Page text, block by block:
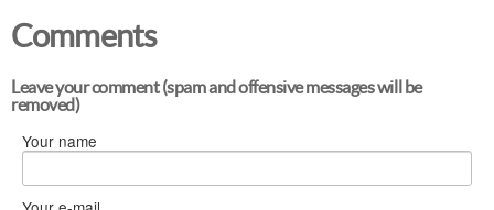
Comments
Leave your comment (spam and offensive messages will be
removed)
Your name